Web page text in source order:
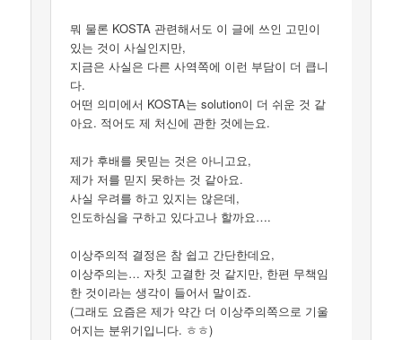
뭐 물론 KOSTA 관련해서도 이 글에 쓰인 고민이
있는 것이 사실인지만,
지금은 사실은 다른 사역쪽에 이런 부담이 더 큽니
다.
어떤 의미에서 KOSTA는 solution이 더 쉬운 것 같
아요. 적어도 제 처신에 관한 것에는요.
제가 후배를 못믿는 것은 아니고요,
제가 저를 믿지 못하는 것 같아요.
사실 우려를 하고 있지는 않은데,
인도하심을 구하고 있다고나 할까요….
이상주의적 결정은 참 쉽고 간단한데요,
이상주의는… 자칫 고결한 것 같지만, 한편 무책임
한 것이라는 생각이 들어서 말이죠.
(그래도 요즘은 제가 약간 더 이상주의쪽으로 기울
어지는 분위기입니다. ㅎㅎ)